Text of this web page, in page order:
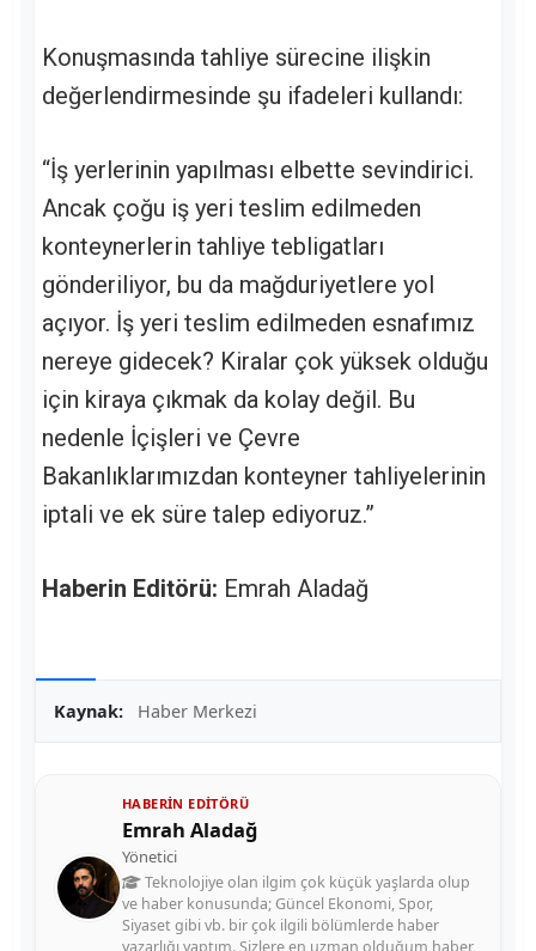
Konuşmasında tahliye sürecine ilişkin
değerlendirmesinde şu ifadeleri kullandı:
“İş yerlerinin yapılması elbette sevindirici.
Ancak çoğu iş yeri teslim edilmeden
konteynerlerin tahliye tebligatları
gönderiliyor, bu da mağduriyetlere yol
açıyor. İş yeri teslim edilmeden esnafımız
nereye gidecek? Kiralar çok yüksek olduğu
için kiraya çıkmak da kolay değil. Bu
nedenle İçişleri ve Çevre
Bakanlıklarımızdan konteyner tahliyelerinin
iptali ve ek süre talep ediyoruz.”
Haberin Editörü: Emrah Aladağ
Kaynak: Haber Merkezi
HABERIN EDITÖRÜ
Emrah Aladağ
Yönetici
Teknolojiye olan ilgim çok küçük yaşlarda olup
ve haber konusunda; Güncel Ekonomi, Spor,
Siyaset gibi vb. bir çok ilgili bölümlerde haber